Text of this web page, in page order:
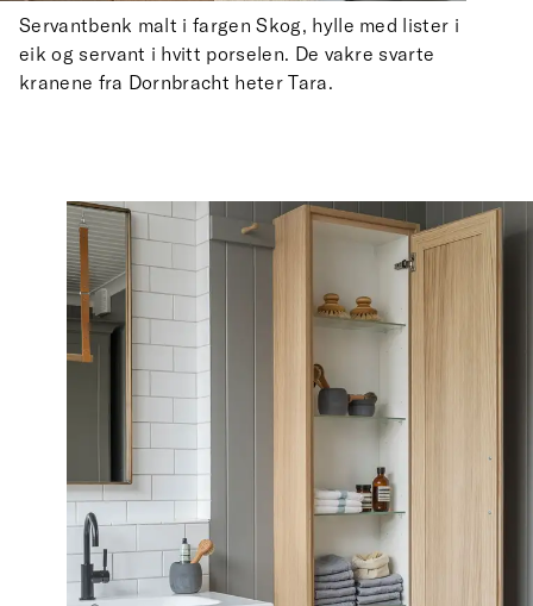
Servantbenk malt i fargen Skog, hylle med lister i
eik og servant i hvitt porselen. De vakre svarte
kranene fra Dornbracht heter Tara.